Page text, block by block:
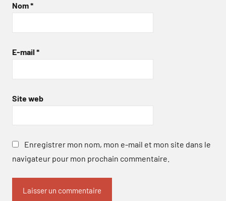
Nom*
E-mail *
Site web
Enregistrer mon nom, mon e-mail et mon site dans le
navigateur pour mon prochain commentaire.